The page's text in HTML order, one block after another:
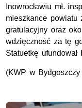
Inowrocławiu mł.
mieszkance powiatu
gratulacyjny oraz
wdzięczność za tę
Statuetkę ufundował
(KWP w